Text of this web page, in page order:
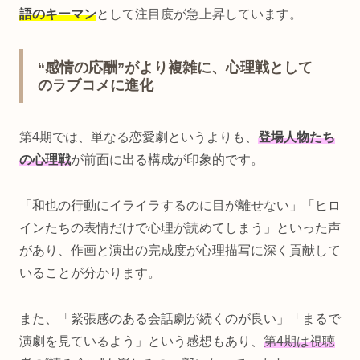
語のキーマンとして注目度が急上昇しています。
“感情の応酬”がより複雑に、心理戦として
のラブコメに進化
第4期では、単なる恋愛劇というよりも、 登場人物たち
の心理戦が前面に出る構成が印象的です。
「和也の行動にイライラするのに目が離せない」「ヒロ
インたちの表情だけで心理が読めてしまう」といった声
があり、作画と演出の完成度が心理描写に深く貢献して
いることが分かります。
また、「緊張感のある会話劇が続くのが良い」「まるで
演劇を見ているよう」という感想もあり、 第4期は視聴